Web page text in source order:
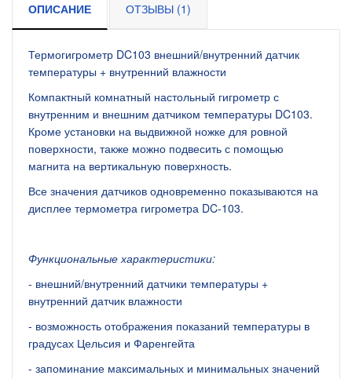
ОПИСАНИЕ ОТЗЫВЫ (1)
Термогигрометр DC103 внешний/внутренний датчик
температуры + внутренний влажности
Компактный комнатный настольный гигрометр с
внутренним и внешним датчиком температуры DC103.
Кроме установки на выдвижной ножке для ровной
поверхности, также можно подвесить с помощью
магнита на вертикальную поверхность.
Все значения датчиков одновременно показываются на
дисплее термометра гигрометра DC-103.
Функциональные характеристики:
- внешний/внутренний датчики температуры +
внутренний датчик влажности
- возможность отображения показаний температуры в
градусах Цельсия и Фаренгейта
- запоминание максимальных и минимальных значений